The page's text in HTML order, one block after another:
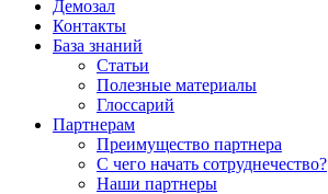
Демозал
Контакты
База знаний
Статьи
Полезные материалы
Глоссарий
Партнерам
Преимущество партнера
С чего начать сотруднечество?
Наши партнеры